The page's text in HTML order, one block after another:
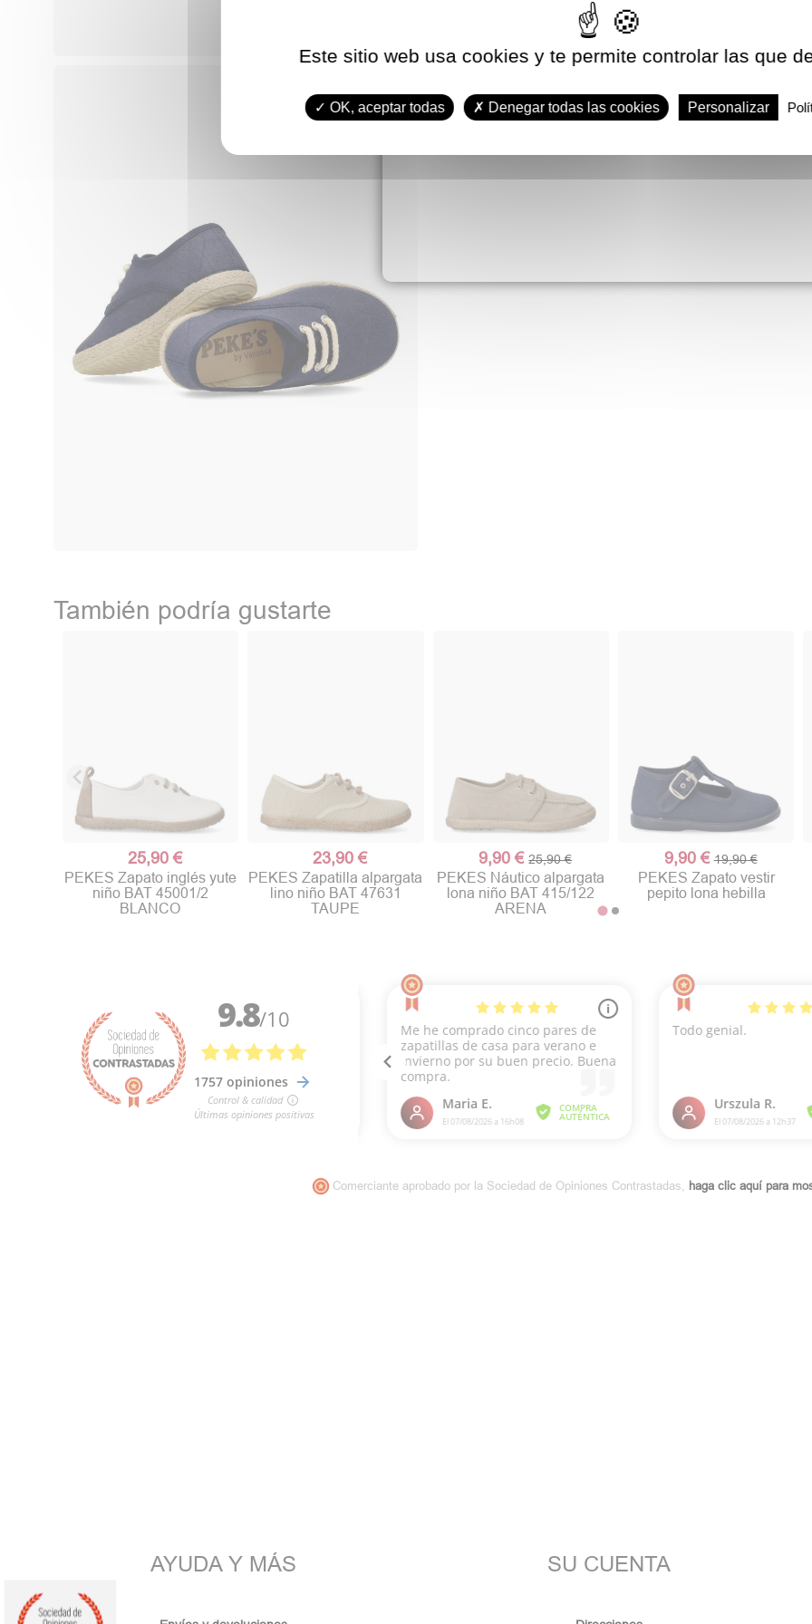
También podría gustarte
25,90 €
PEKES Zapato inglés yute
niño BAT 45001/2
BLANCO
23,90 €
PEKES Zapatilla alpargata
lino niño BAT 47631
TAUPE
9,90 €25,90 €
PEKES Náutico alpargata
lona niño BAT 415/122
ARENA
9,90 €19,90 €
PEKES Zapato vestir
pepito lona hebilla
Comerciante aprobado por la Sociedad de Opiniones Contrastadas, haga clic aquí para
AYUDA Y MÁS SU CUENTA
Este sitio web usa cookies y te permite controlar las que
OK, aceptar todas Denegar todas las cookies Personalizar